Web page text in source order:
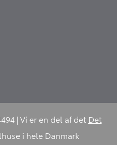
| Vi er en del af det Det
i hele Danmark